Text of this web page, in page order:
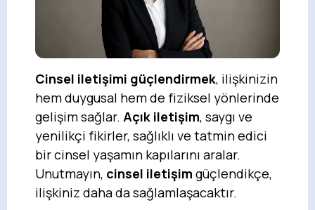
Cinsel iletişimi güçlendirmek, ilişkinizin
hem duygusal hem de fiziksel yönlerinde
gelişim sağlar. Açık iletişim, saygı ve
yenilikçi fikirler, sağlıklı ve tatmin edici
bir cinsel yaşamın kapılarını aralar.
Unutmayın, cinsel iletişim güçlendikçe,
ilişkiniz daha da sağlamlaşacaktır.